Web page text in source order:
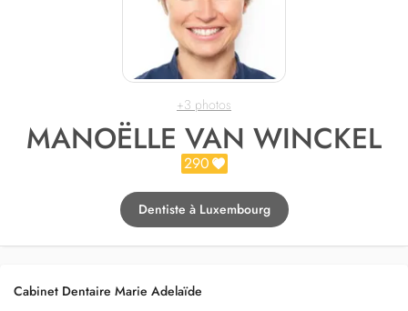
+3 photos
MANOËLLE VAN WINCKEL
290
Dentiste à Luxembourg
Cabinet Dentaire Marie Adelaïde